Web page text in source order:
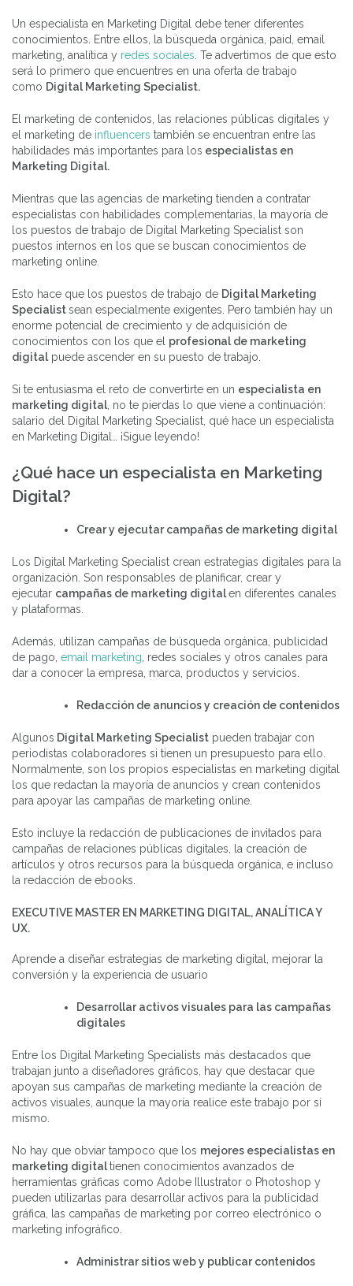
Un especialista en Marketing Digital debe tener diferentes
conocimientos. Entre ellos, la búsqueda orgánica, paid, email
marketing, analítica y redes sociales . Te advertimos de que esto
será lo primero que encuentres en una oferta de trabajo
como Digital Marketing Specialist.
El marketing de contenidos, las relaciones públicas digitales y
el marketing de influencers también se encuentran entre las
habilidades más importantes para los especialistas en
Marketing Digital.
Mientras que las agencias de marketing tienden a contratar
especialistas con habilidades complementarias, la mayoría de
los puestos de trabajo de Digital Marketing Specialist son
puestos internos en los que se buscan conocimientos de
marketing online.
Esto hace que los puestos de trabajo de Digital Marketing
Specialistsean especialmente exigentes. Pero también hay un
enorme potencial de crecimiento y de adquisición de
conocimientos con los que el profesional de marketing
digital puede ascender en su puesto de trabajo.
Si te entusiasma el reto de convertirte en un especialista en
marketing digital , no te pierdas lo que viene a continuación:
salario del Digital Marketing Specialist, qué hace un especialista
en Marketing Digital… ¡Sigue leyendo!
¿Qué hace un especialista en Marketing
Digital?
Crear y ejecutar campañas de marketing digital
Los Digital Marketing Specialist crean estrategias digitales para la
organización. Son responsables de planificar, crear y
ejecutar campañas de marketing digitalen diferentes canales
y plataformas.
Además, utilizan campañas de búsqueda orgánica, publicidad
de pago, email marketing , redes sociales y otros canales para
dar a conocer la empresa, marca, productos y servicios.
Redacción de anuncios y creación de contenidos
Algunos Digital Marketing Specialist pueden trabajar con
periodistas colaboradores si tienen un presupuesto para ello.
Normalmente, son los propios especialistas en marketing digital
los que redactan la mayoría de anuncios y crean contenidos
para apoyar las campañas de marketing online.
Esto incluye la redacción de publicaciones de invitados para
campañas de relaciones públicas digitales, la creación de
artículos y otros recursos para la búsqueda orgánica, e incluso
la redacción de ebooks.
EXECUTIVE MASTER EN MARKETING DIGITAL, ANALÍTICA Y
UX.
Aprende a diseñar estrategias de marketing digital, mejorar la
conversión y la experiencia de usuario
Desarrollar activos visuales para las campañas
digitales
Entre los Digital Marketing Specialists más destacados que
trabajan junto a diseñadores gráficos, hay que destacar que
apoyan sus campañas de marketing mediante la creación de
activos visuales, aunque la mayoría realice este trabajo por sí
mismo.
No hay que obviar tampoco que los mejores especialistas en
marketing digitaltienen conocimientos avanzados de
herramientas gráficas como Adobe Illustrator o Photoshop y
pueden utilizarlas para desarrollar activos para la publicidad
gráfica, las campañas de marketing por correo electrónico o
marketing infográfico.
Administrar sitios web y publicar contenidos